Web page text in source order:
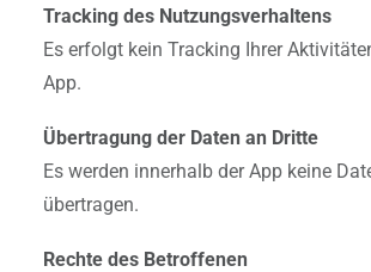
Tracking des Nutzungsverhaltens
Es erfolgt kein Tracking Ihrer
App.
Übertragung der Daten an Dritte
Es werden innerhalb der App keine
übertragen.
Rechte des Betroffenen